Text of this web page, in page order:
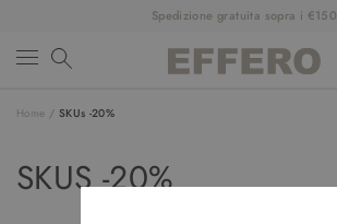
Spedizione gratuita sopra i €150
CLOTHINGS
Home / SKUs -20%
SKUS -20%